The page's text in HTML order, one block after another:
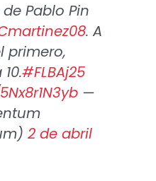
Pablo Pin
. A
primero,
#FLBAj25
—
2 de abril